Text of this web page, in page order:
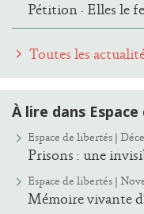
Pétition · Elles le
Toutes les
À lire dans
Espace de libertés |
Prisons : une
Espace de libertés |
Mémoire vivante